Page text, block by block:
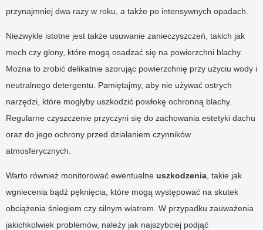
przynajmniej dwa razy w roku, a także po intensywnych opadach.
Niezwykle istotne jest także usuwanie zanieczyszczeń, takich jak
mech czy glony, które mogą osadzać się na powierzchni blachy.
Można to zrobić delikatnie szorując powierzchnię przy użyciu wody i
neutralnego detergentu. Pamiętajmy, aby nie używać ostrych
narzędzi, które mogłyby uszkodzić powłokę ochronną blachy.
Regularne czyszczenie przyczyni się do zachowania estetyki dachu
oraz do jego ochrony przed działaniem czynników
atmosferycznych.
Warto również monitorować ewentualne uszkodzenia , takie jak
wgniecenia bądź pęknięcia, które mogą występować na skutek
obciążenia śniegiem czy silnym wiatrem. W przypadku zauważenia
jakichkolwiek problemów, należy jak najszybciej podjąć